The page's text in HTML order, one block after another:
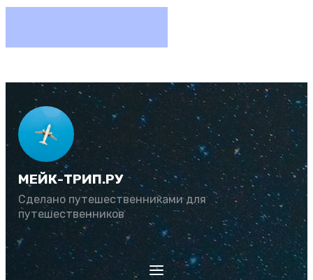
МЕЙК-ТРИП.РУ
Сделано путешественниками для
путешественников